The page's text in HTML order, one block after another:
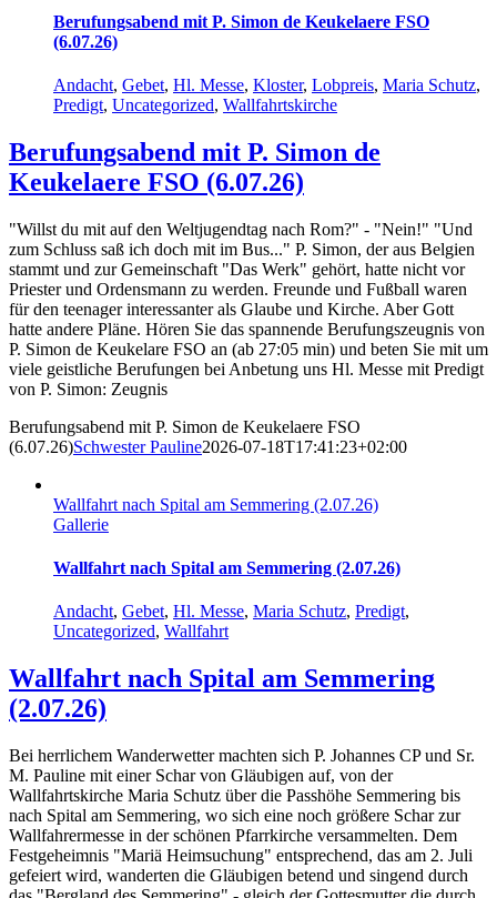
Berufungsabend mit P. Simon de Keukelaere FSO
(6.07.26)
Andacht, Gebet, Hl. Messe, Kloster, Lobpreis, Maria Schutz,
Predigt, Uncategorized, Wallfahrtskirche
Berufungsabend mit P. Simon de
Keukelaere FSO (6.07.26)
"Willst du mit auf den Weltjugendtag nach Rom?" - "Nein!" "Und
zum Schluss saß ich doch mit im Bus..." P. Simon, der aus Belgien
stammt und zur Gemeinschaft "Das Werk" gehört, hatte nicht vor
Priester und Ordensmann zu werden. Freunde und Fußball waren
für den teenager interessanter als Glaube und Kirche. Aber Gott
hatte andere Pläne. Hören Sie das spannende Berufungszeugnis von
P. Simon de Keukelare FSO an (ab 27:05 min) und beten Sie mit um
viele geistliche Berufungen bei Anbetung uns Hl. Messe mit Predigt
von P. Simon: Zeugnis
Berufungsabend mit P. Simon de Keukelaere FSO
(6.07.26)Schwester Pauline2026-07-18T17:41:23+02:00
Wallfahrt nach Spital am Semmering (2.07.26)
Gallerie
Wallfahrt nach Spital am Semmering (2.07.26)
Andacht, Gebet, Hl. Messe, Maria Schutz, Predigt,
Uncategorized, Wallfahrt
Wallfahrt nach Spital am Semmering
(2.07.26)
Bei herrlichem Wanderwetter machten sich P. Johannes CP und Sr.
M. Pauline mit einer Schar von Gläubigen auf, von der
Wallfahrtskirche Maria Schutz über die Passhöhe Semmering bis
nach Spital am Semmering, wo sich eine noch größere Schar zur
Wallfahrermesse in der schönen Pfarrkirche versammelten. Dem
Festgeheimnis "Mariä Heimsuchung" entsprechend, das am 2. Juli
gefeiert wird, wanderten die Gläubigen betend und singend durch